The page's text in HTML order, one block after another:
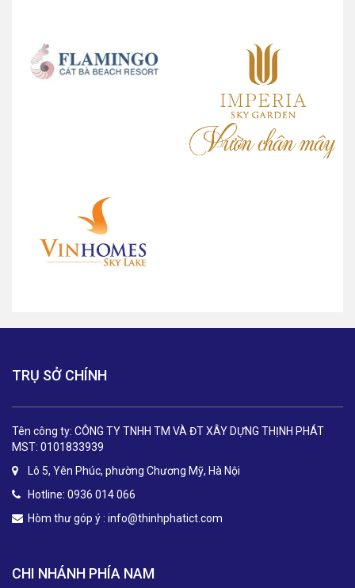
TRỤ SỞ CHÍNH
Tên công ty: CÔNG TY TNHH TM VÀ ĐT XÂY DỰNG THỊNH PHÁT
MST: 0101833939
Lô 5, Yên Phúc, phường Chương Mỹ, Hà Nội
Hotline: 0936 014 066
Hòm thư góp ý : info@thinhphatict.com
CHI NHÁNH PHÍA NAM